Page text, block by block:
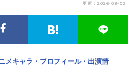
更新：2026-03-02
メキャラ・プロフィール・出演情